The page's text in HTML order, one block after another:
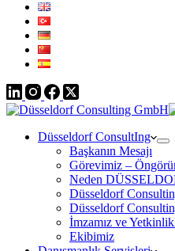
Düsseldorf ConsultIng
Başkanın Mesajı
Görevimiz –
Neden
Düsseldorf
Düsseldorf
İmzamız ve
Ekibimiz